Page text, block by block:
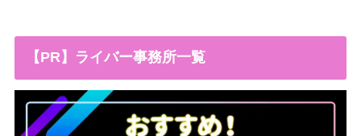
【PR】ライバー事務所一覧